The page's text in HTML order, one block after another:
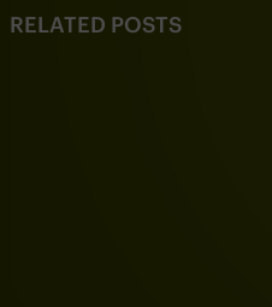
RELATED POSTS